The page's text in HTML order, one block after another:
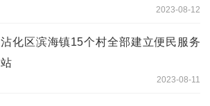
2023-08-12
沾化区滨海镇15个村全部建立便民服务
站
2023-08-11